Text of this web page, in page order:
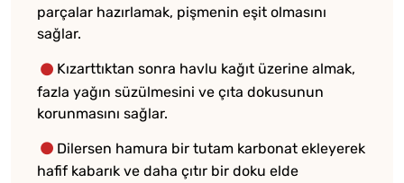
parçalar hazırlamak, pişmenin eşit olmasını
sağlar.
Kızarttıktan sonra havlu kağıt üzerine almak,
fazla yağın süzülmesini ve çıta dokusunun
korunmasını sağlar.
Dilersen hamura bir tutam karbonat ekleyerek
hafif kabarık ve daha çıtır bir doku elde